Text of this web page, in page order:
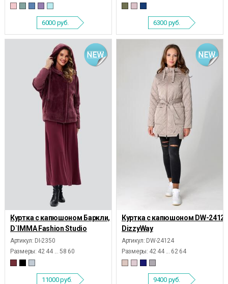
6000 руб. 6300 руб.
Куртка с капюшоном Баркли,
D`IMMA Fashion Studio
Артикул: DI-2350
Размеры: 42 44 ... 58 60
11000руб.
Куртка с капюшоном DW-
DizzyWay
Артикул: DW-24124
Размеры: 42 44 ... 62 64
9400 руб.